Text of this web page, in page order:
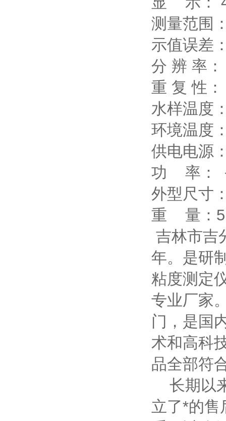
测量范围
示值误差
分 辨 率
重 复 性
水样温度
环境温度
供电电源
功 率：
外型尺寸
重 量：
吉林市吉
年。是研
粘度测定
专业厂家
门，是国
术和高科
品全部符
长期以
立了*的售